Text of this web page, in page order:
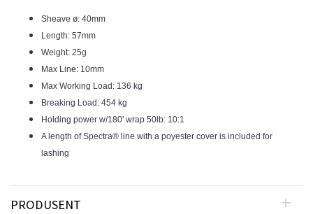
Sheave ø: 40mm
Length: 57mm
Weight: 25g
Max Line: 10mm
Max Working Load: 136 kg
Breaking Load: 454 kg
Holding power w/180' wrap 50lb: 10:1
A length of Spectra® line with a poyester cover is included for
lashing
PRODUSENT